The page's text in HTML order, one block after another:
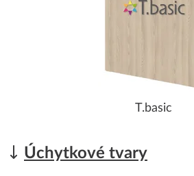
T.basic
Úchytkové tvary